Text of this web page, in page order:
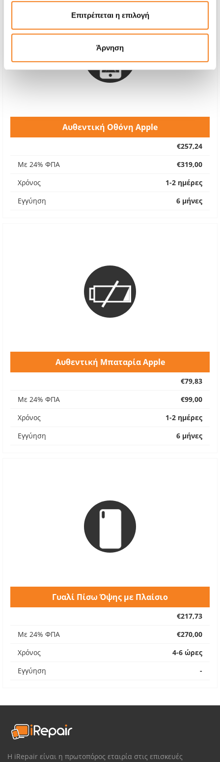
Επιτρέπεται η επιλογή
Άρνηση
Αυθεντική Οθόνη Apple
€257,24
Με 24% ΦΠΑ
€319,00
Χρόνος
1-2 ημέρες
Εγγύηση
6 μήνες
Αυθεντική Μπαταρία Apple
€79,83
Με 24% ΦΠΑ
€99,00
Χρόνος
1-2 ημέρες
Εγγύηση
6 μήνες
Γυαλί Πίσω Όψης με Πλαίσιο
€217,73
Με 24% ΦΠΑ
€270,00
Χρόνος
4-6 ώρες
Εγγύηση
-
Η iRepair είναι η πρωτοπόρος εταιρία στις επισκευές